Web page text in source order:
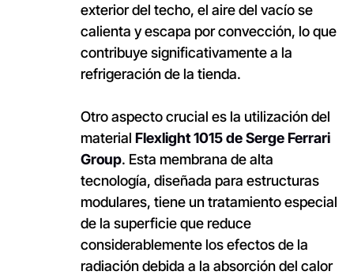
exterior del techo, el aire del vacío se
calienta y escapa por convección, lo que
contribuye significativamente a la
refrigeración de la tienda.
Otro aspecto crucial es la utilización del
material Flexlight 1015 de Serge Ferrari
Group. Esta membrana de alta
tecnología, diseñada para estructuras
modulares, tiene un tratamiento especial
de la superficie que reduce
considerablemente los efectos de la
radiación debida a la absorción del calor